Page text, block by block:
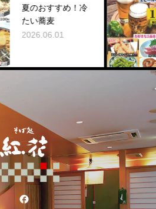
夏のおすすめ！冷
たい蕎麦
2026.06.01